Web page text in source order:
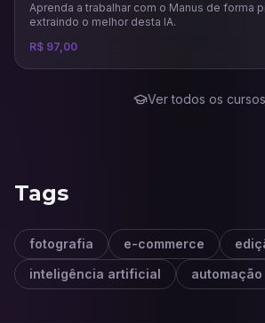
Aprenda a trabalhar com o Manus de forma
extraindo o melhor desta IA.
R$ 97,00
Ver todos os cursos
Tags
fotografia e-commerce
inteligência artificial
automação